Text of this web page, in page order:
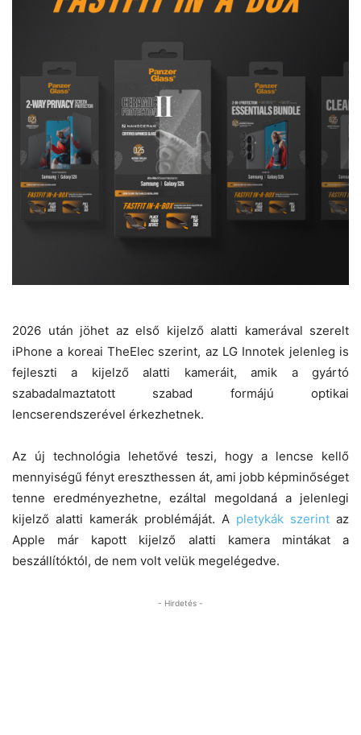
2026 után jöhet az első kijelző alatti kamerával szerelt
iPhone a koreai TheElec szerint, az LG Innotek jelenleg is
fejleszti a kijelző alatti kameráit, amik a gyártó
szabadalmaztatott szabad formájú optikai
lencserendszerével érkezhetnek.
Az új technológia lehetővé teszi, hogy a lencse kellő
mennyiségű fényt ereszthessen át, ami jobb képminőséget
tenne eredményezhetne, ezáltal megoldaná a jelenlegi
kijelző alatti kamerák problémáját. A pletykák szerint az
Apple már kapott kijelző alatti kamera mintákat a
beszállítóktól, de nem volt velük megelégedve.
- Hirdetés -